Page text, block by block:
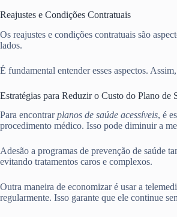
Reajustes e Condições Contratuais
Os reajustes e condições contratuais são
lados.
É fundamental entender esses aspectos.
Estratégias para Reduzir o Custo do Plano de
Para encontrarplanos de saúde acessíveis, é
procedimento médico. Isso pode diminuir a
Adesão a programas de prevenção de saúde
evitando tratamentos caros e complexos.
Outra maneira de economizar é usar a
regularmente. Isso garante que ele continue